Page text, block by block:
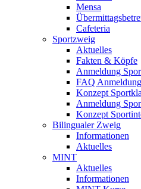
Mensa
Cafeteria
Sportzweig
Aktuelles
Fakten & Köpfe
Anmeldung
FAQ Anmeldung
Konzept
Anmeldung
Konzept
Bilingualer Zweig
Informationen
Aktuelles
MINT
Aktuelles
Informationen